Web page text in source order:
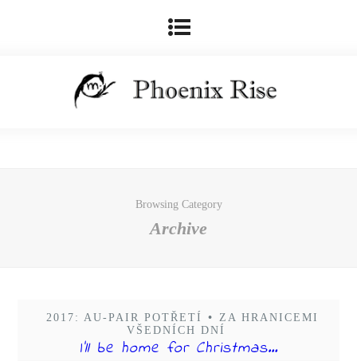
Browsing Category
Archive
2017: AU-PAIR POTŘETÍ •
ZA HRANICEMI
VŠEDNÍCH DNÍ
I’ll be home for Christmas…